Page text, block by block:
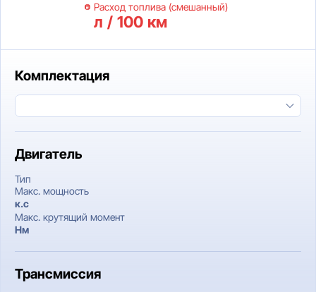
Расход топлива (смешанный)
л / 100 км
Комплектация
Двигатель
Тип
Макс. мощность
к.c
Макс. крутящий момент
Нм
Трансмиссия